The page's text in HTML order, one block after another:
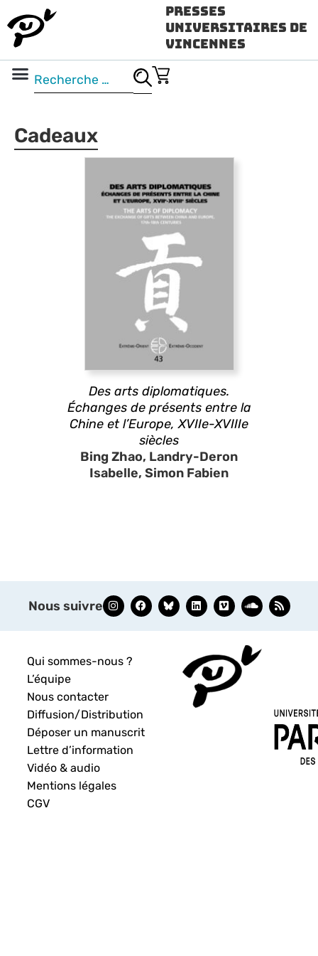
Presses
Universitaires de
Vincennes
Cadeaux
Des arts diplomatiques.
Échanges de présents entre la
Chine et l’Europe, XVIIe-XVIIIe
siècles
Bing Zhao, Landry-Deron
Isabelle, Simon Fabien
Nous suivre
Qui sommes-nous ?
L’équipe
Nous contacter
Diffusion/Distribution
Déposer un manuscrit
Lettre d’information
Vidéo & audio
Mentions légales
CGV